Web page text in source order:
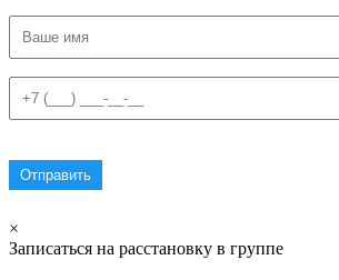
×
Записаться на расстановку в группе